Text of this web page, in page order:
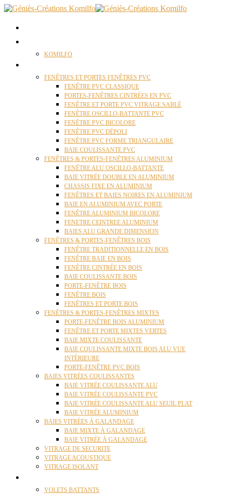
KOMILFO
FENÊTRES ET PORTES FENÊTRES PVC
FENÊTRE PVC CLASSIQUE
PORTES-FENÊTRES CINTRÉES EN PVC
FENÊTRE ET PORTE PVC VITRAGE SABLÉ
FENÊTRE OSCILLO-BATTANTE PVC
FENÊTRE PVC BICOLORE
FENÊTRE PVC DÉPOLI
FENÊTRE PVC FORME TRIANGULAIRE
BAIE COULISSANTE PVC
FENÊTRES & PORTES-FENÊTRES ALUMINIUM
FENÊTRE ALU OSCILLO-BATTANTE
BAIE VITRÉE DOUBLE EN ALUMINIUM
CHASSIS FIXE EN ALUMINIUM
FENÊTRES ET BAIES NOIRES EN ALUMINIUM
BAIE EN ALUMINIUM AVEC PORTE
FENÊTRE ALUMINIUM BICOLORE
FENETRE CEINTREE ALUMINIUM
BAIES ALU GRANDE DIMENSION
FENÊTRES & PORTES-FENÊTRES BOIS
FENÊTRE TRADITIONNELLE EN BOIS
FENÊTRE BAIE EN BOIS
FENÊTRE CINTRÉE EN BOIS
BAIE COULISSANTE BOIS
PORTE-FENÊTRE BOIS
FENÊTRE BOIS
FENÊTRES ET PORTE BOIS
FENÊTRES & PORTES-FENÊTRES MIXTES
PORTE-FENÊTRE BOIS ALUMINIUM
FENÊTRE ET PORTE MIXTES VERTES
BAIE MIXTE COULISSANTE
BAIE COULISSANTE MIXTE BOIS ALU VUE
INTÉRIEURE
PORTE-FENÊTRE PVC BOIS
BAIES VITRÉES COULISSANTES
BAIE VITRÉE COULISSANTE ALU
BAIE VITRÉE COULISSANTE PVC
BAIE VITRÉE COULISSANTE ALU SEUIL PLAT
BAIE VITRÉE ALUMINIUM
BAIES VITRÉES À GALANDAGE
BAIE MIXTE À GALANDAGE
BAIE VITRÉE À GALANDAGE
VITRAGE DE SECURITE
VITRAGE ACOUSTIQUE
VITRAGE ISOLANT
VOLETS BATTANTS